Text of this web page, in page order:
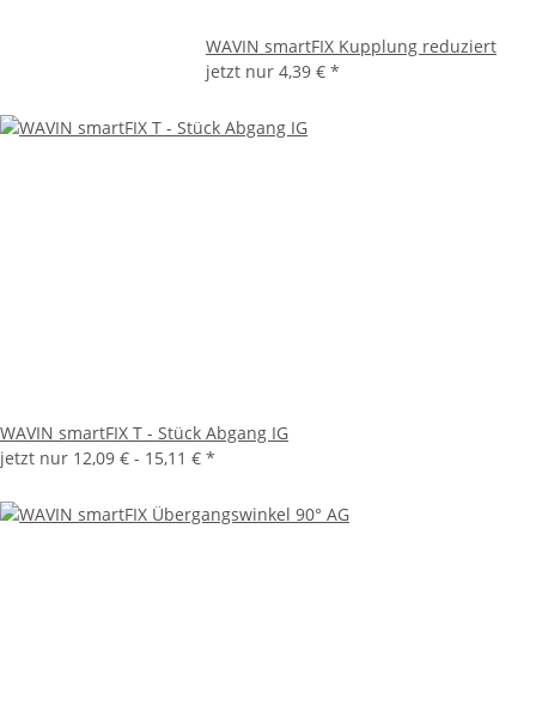
WAVIN smartFIX Kupplung reduziert
jetzt nur 4,39 € *
WAVIN smartFIX T - Stück Abgang IG
jetzt nur 12,09 € - 15,11 € *